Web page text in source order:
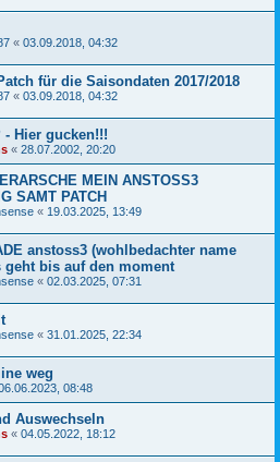
« 03.09.2018, 04:32
für die Saisondaten 2017/2018
« 03.09.2018, 04:32
Hier gucken!!!
« 28.07.2002, 20:20
MEIN ANSTOSS3
SAMT PATCH
« 19.03.2025, 13:49
anstoss3 (wohlbedachter name
geht bis auf den moment
« 02.03.2025, 07:31
« 31.01.2025, 22:34
weg
08:48
Auswechseln
« 04.05.2022, 18:12